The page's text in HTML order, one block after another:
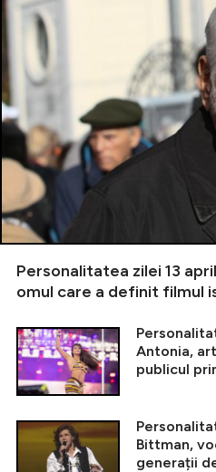
Personalitatea zilei 13
omul care a definit filmul
Antonia,
publicul
Bittman,
generații